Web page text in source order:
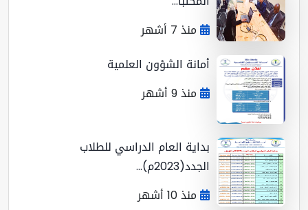
منذ 7 أشهر
أمانة الشؤون العلمية
منذ 9 أشهر
بداية العام الدراسي للطلاب
الجدد(2023م)...
منذ 10 أشهر